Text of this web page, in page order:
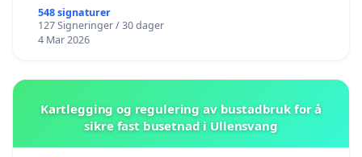
548 signaturer
127 Signeringer / 30 dager
4 Mar 2026
Kartlegging og regulering av bustadbruk for å
sikre fast busetnad i Ullensvang